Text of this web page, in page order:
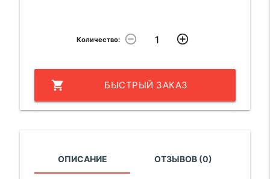
Количество: remove_circle_outline add_circle_outline
shopping_cart БЫСТРЫЙ ЗАКАЗ
ОПИСАНИЕ ОТЗЫВОВ (0)